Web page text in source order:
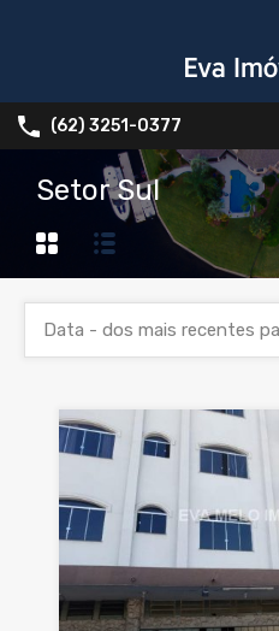
(62) 3251-0377
Setor Sul
Data - dos mais recentes